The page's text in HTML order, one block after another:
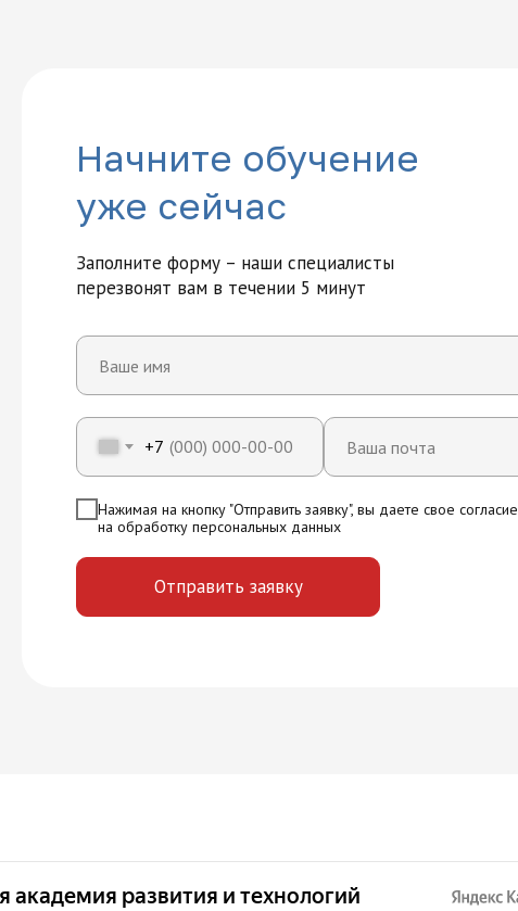
Начните обучение
уже сейчас
Заполните форму – наши специалисты
перезвонят вам в течении 5 минут
+7
Нажимая на кнопку "Отправить заявку", вы даете свое согласие
на обработку персональных данных
Отправить заявку